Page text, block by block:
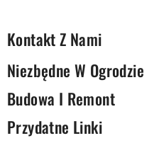
Kontakt Z Nami
Niezbędne W Ogrodzie
Budowa I Remont
Przydatne Linki